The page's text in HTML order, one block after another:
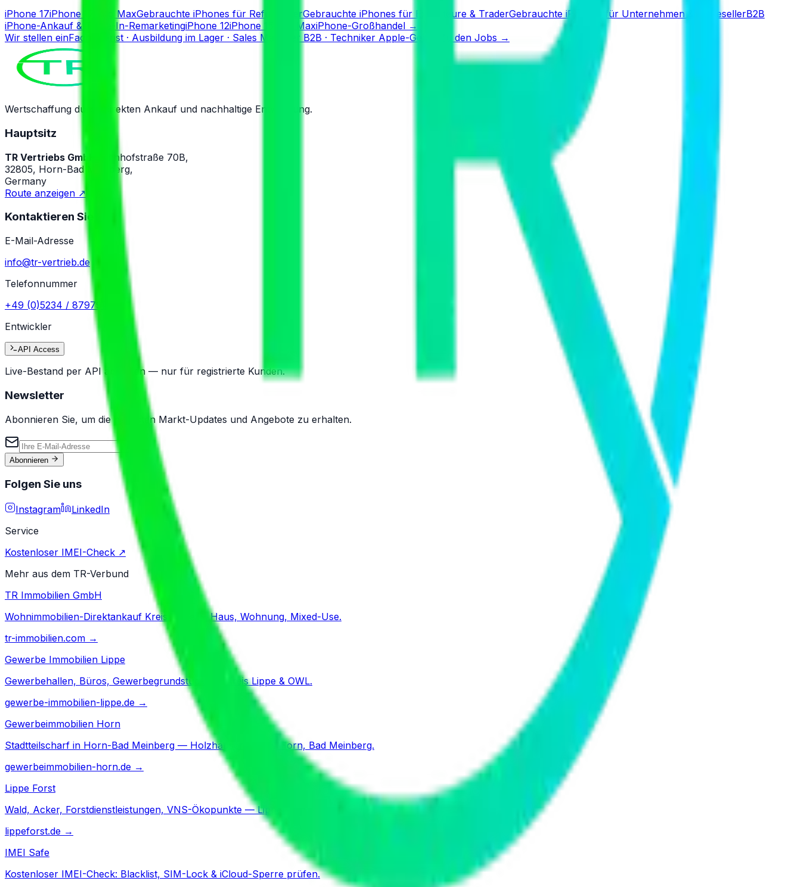
iPhone 17iPhone 17 Pro MaxGebrauchte iPhones für RefurbisherGebrauchte iPhones für Exporteure & TraderGebrauchte iPhones für Unternehmen & IT-ResellerB2B
iPhone-Ankauf & Trade-In-RemarketingiPhone 12iPhone 15 Pro MaxiPhone-Großhandel →
Wir stellen einFachlagerist · Ausbildung im Lager · Sales Manager B2B · Techniker Apple-Geräte Zu den Jobs →
Wertschaffung durch direkten Ankauf und nachhaltige Entwicklung.
Hauptsitz
TR Vertriebs GmbH
Bahnhofstraße 70B,
32805, Horn-Bad Meinberg,
Germany
Route anzeigen ↗
Kontaktieren Sie uns
E-Mail-Adresse
info@tr-vertrieb.de
Telefonnummer
+49 (0)5234 / 8797970
Entwickler
API Access
Live-Bestand per API abfragen — nur für registrierte Kunden.
Newsletter
Abonnieren Sie, um die neuesten Markt-Updates und Angebote zu erhalten.
Abonnieren
Folgen Sie uns
Instagram
LinkedIn
Service
Kostenloser IMEI-Check ↗
Mehr aus dem TR-Verbund
TR Immobilien GmbH
Wohnimmobilien-Direktankauf Kreis Lippe — Haus, Wohnung, Mixed-Use.
tr-immobilien.com →
Gewerbe Immobilien Lippe
Gewerbehallen, Büros, Gewerbegrundstücke — Kreis Lippe & OWL.
gewerbe-immobilien-lippe.de →
Gewerbeimmobilien Horn
Stadtteilscharf in Horn-Bad Meinberg — Holzhausen, Belle, Horn, Bad Meinberg.
gewerbeimmobilien-horn.de →
Lippe Forst
Wald, Acker, Forstdienstleistungen, VNS-Ökopunkte — Lipper Land.
lippeforst.de →
IMEI Safe
Kostenloser IMEI-Check: Blacklist, SIM-Lock & iCloud-Sperre prüfen.